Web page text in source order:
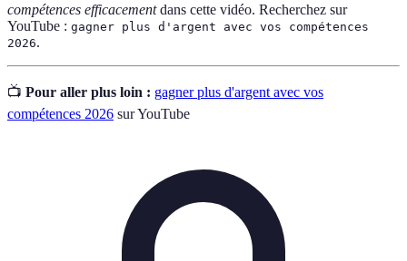
compétences efficacementdans cette vidéo. Recherchez sur
YouTube : gagner plus d'argent avec vos compétences
2026.
📺 Pour aller plus loin : gagner plus d'argent avec vos
compétences 2026 sur YouTube